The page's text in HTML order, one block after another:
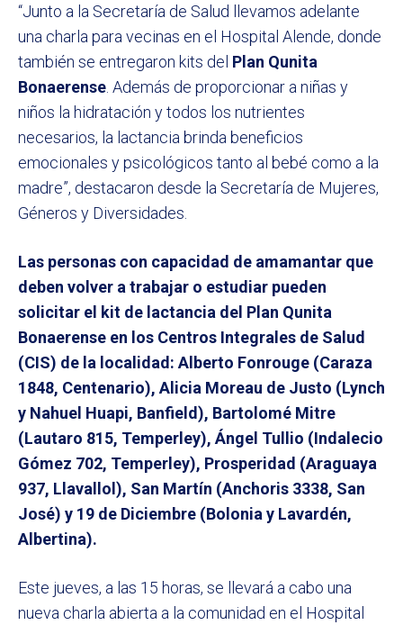
“Junto a la Secretaría de Salud llevamos adelante
una charla para vecinas en el Hospital Alende, donde
también se entregaron kits del Plan Qunita
Bonaerense . Además de proporcionar a niñas y
niños la hidratación y todos los nutrientes
necesarios, la lactancia brinda beneficios
emocionales y psicológicos tanto al bebé como a la
madre”, destacaron desde la Secretaría de Mujeres,
Géneros y Diversidades.
Las personas con capacidad de amamantar que
deben volver a trabajar o estudiar pueden
solicitar el kit de lactancia del Plan Qunita
Bonaerense en los Centros Integrales de Salud
(CIS) de la localidad: Alberto Fonrouge (Caraza
1848, Centenario), Alicia Moreau de Justo (Lynch
y Nahuel Huapi, Banfield), Bartolomé Mitre
(Lautaro 815, Temperley), Ángel Tullio (Indalecio
Gómez 702, Temperley), Prosperidad (Araguaya
937, Llavallol), San Martín (Anchoris 3338, San
José) y 19 de Diciembre (Bolonia y Lavardén,
Albertina).
Este jueves, a las 15 horas, se llevará a cabo una
nueva charla abierta a la comunidad en el Hospital